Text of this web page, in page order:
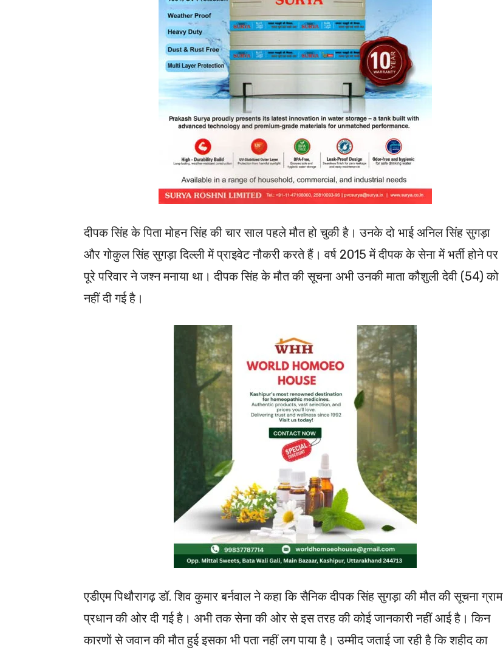
दीपक सिंह के पिता मोहन सिंह की चार साल पहले मौत हो चुकी है। उनके दो भाई अनिल सिंह सुगड़ा
और गोकुल सिंह सुगड़ा दिल्ली में प्राइवेट नौकरी करते हैं। वर्ष 2015 में दीपक के सेना में भर्ती होने पर
पूरे परिवार ने जश्न मनाया था। दीपक सिंह के मौत की सूचना अभी उनकी माता कौशुली देवी (54) को
नहीं दी गई है।
एडीएम पिथौरागढ़ डॉ. शिव कुमार बर्नवाल ने कहा कि सैनिक दीपक सिंह सुगड़ा की मौत की सूचना ग्राम
प्रधान की ओर दी गई है। अभी तक सेना की ओर से इस तरह की कोई जानकारी नहीं आई है। किन
कारणों से जवान की मौत हुई इसका भी पता नहीं लग पाया है। उम्मीद जताई जा रही है कि शहीद का